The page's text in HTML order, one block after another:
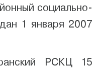
социально-
1 января 2007
РСКЦ 15